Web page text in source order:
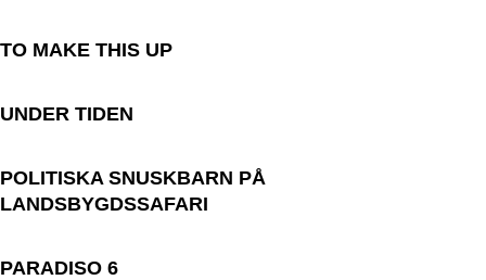
TO MAKE THIS UP
UNDER TIDEN
POLITISKA SNUSKBARN PÅ
LANDSBYGDSSAFARI
PARADISO 6